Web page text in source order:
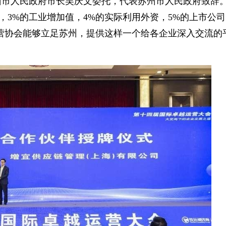
的工业增加值，4%的实际利用外资，5%的上市公司
会能够立足苏州，提供这样一个给各企业深入交流的